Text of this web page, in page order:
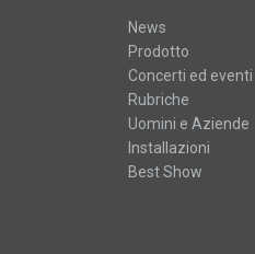
News
Prodotto
Concerti ed eventi
Rubriche
Uomini e Aziende
Installazioni
Best Show